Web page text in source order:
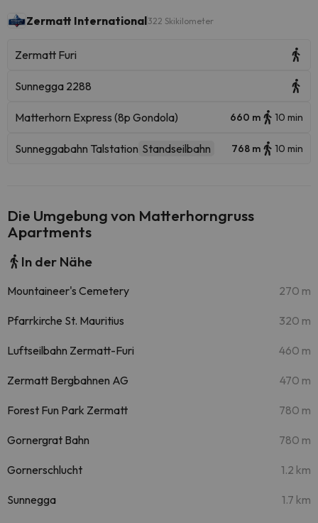
Zermatt International322 Skikilometer
Zermatt Furi
Sunnegga 2288
Matterhorn Express (8p Gondola) 660 m 10 min
Sunneggabahn Talstation Standseilbahn 768 m 10 min
Die Umgebung von Matterhorngruss
Apartments
In der Nähe
Mountaineer's Cemetery 270 m
Pfarrkirche St. Mauritius 320 m
Luftseilbahn Zermatt-Furi 460 m
Zermatt Bergbahnen AG 470 m
Forest Fun Park Zermatt 780 m
Gornergrat Bahn 780 m
Gornerschlucht 1.2 km
Sunnegga 1.7 km